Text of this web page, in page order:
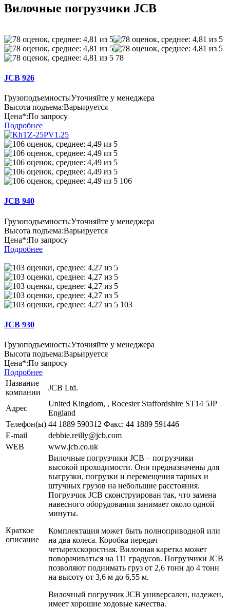
Вилочные погрузчики JCB
78
JCB 926
Грузоподъемность:Уточняйте у менеджера
Высота подъема:Варьируется
Цена*:По запросу
Подробнее
106
JCB 940
Грузоподъемность:Уточняйте у менеджера
Высота подъема:Варьируется
Цена*:По запросу
Подробнее
103
JCB 930
Грузоподъемность:Уточняйте у менеджера
Высота подъема:Варьируется
Цена*:По запросу
Подробнее
Название
компании
JCB Ltd.
Адрес
United Kingdom, , Rocester Staffordshire ST14 5JP
England
Телефон(ы) 44 1889 590312 Факс: 44 1889 591446
E-mail
debbie.reilly@jcb.com
WEB
www.jcb.co.uk
Краткое
описание
Вилочные погрузчики JCB – погрузчики
высокой проходимости. Они предназначены для
выгрузки, погрузки и перемещения тарных и
штучных грузов на небольшие расстояния.
Погрузчик JCB сконструирован так, что замена
навесного оборудования занимает около одной
минуты.
Комплектация может быть полноприводной или
на два колеса. Коробка передач –
четырехскоростная. Вилочная каретка может
поворачиваться на 111 градусов. Погрузчики JCB
позволяют поднимать груз от 2,6 тонн до 4 тонн
на высоту от 3,6 м до 6,55 м.
Вилочный погрузчик JCB универсален, надежен,
имеет хорошие ходовые качества.